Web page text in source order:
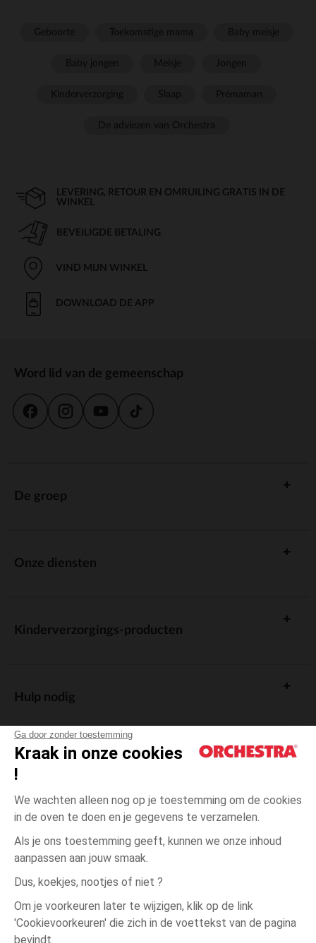
Ga door zonder toestemming
Kraak in onze cookies
!
We wachten alleen nog op je toestemming om de cookies
in de oven te doen en je gegevens te verzamelen.
Als je ons toestemming geeft, kunnen we onze inhoud
aanpassen aan jouw smaak.
Dus, koekjes, nootjes of niet ?
Om je voorkeuren later te wijzigen, klik op de link
'Cookievoorkeuren' die zich in de voettekst van de pagina
bevindt.
Beige Beige
één
LEVERING, RETOUR EN OMRUILING GRATIS IN DE
WINKEL
BEVEILIGDE BETALING
VIND MIJN WINKEL
DOWNLOAD DE APP
Word lid van de gemeenschap
De groep
Onze diensten
Kinderverzorgings-producten
Hulp nodig
Algemene verkoopsvoorwaarden
Wettelijke bepalingen
Persoonsgegevens